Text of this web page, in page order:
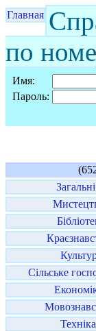
Главная
по
Имя:
Пароль:
Сільське